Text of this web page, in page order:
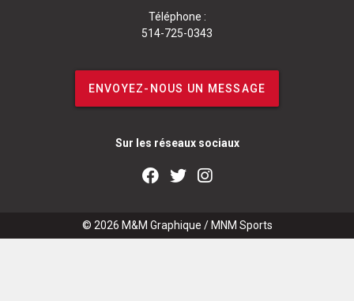
Téléphone :
514-725-0343
ENVOYEZ-NOUS UN MESSAGE
Sur les réseaux sociaux
© 2026 M&M Graphique / MNM Sports